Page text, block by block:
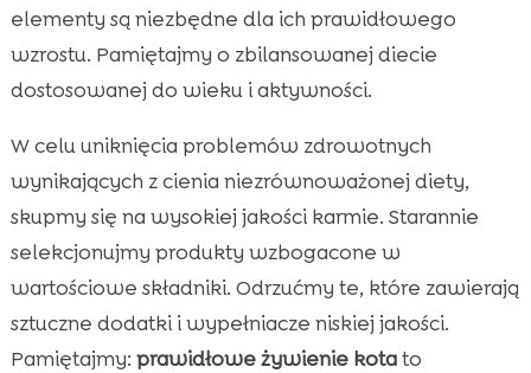
elementy są niezbędne dla ich prawidłowego
wzrostu. Pamiętajmy o zbilansowanej diecie
dostosowanej do wieku i aktywności.
W celu uniknięcia problemów zdrowotnych
wynikających z cienia niezrównoważonej diety,
skupmy się na wysokiej jakości karmie. Starannie
selekcjonujmy produkty wzbogacone w
wartościowe składniki. Odrzućmy te, które zawierają
sztuczne dodatki i wypełniacze niskiej jakości.
Pamiętajmy: prawidłowe żywienie kotato